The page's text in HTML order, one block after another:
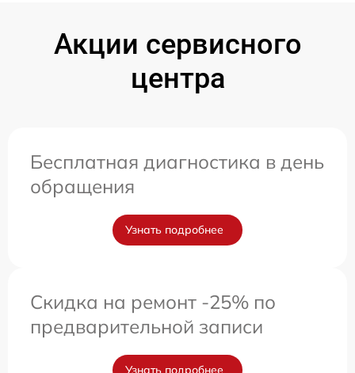
Акции сервисного
центра
Бесплатная диагностика в день
обращения
Узнать подробнее
Скидка на ремонт -25% по
предварительной записи
Узнать подробнее